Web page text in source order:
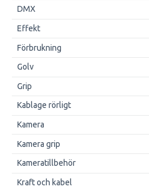
DMX
Effekt
Förbrukning
Golv
Grip
Kablage rörligt
Kamera
Kamera grip
Kameratillbehör
Kraft och kabel